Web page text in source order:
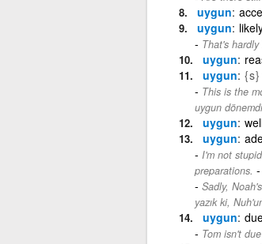
uygun
uygun
That's hardly
uygun
uygun {s}
This is the
uygun
uygun
uygun
I'm not
preparations. -
Sadly,
yazık ki,
uygun
Tom isn't